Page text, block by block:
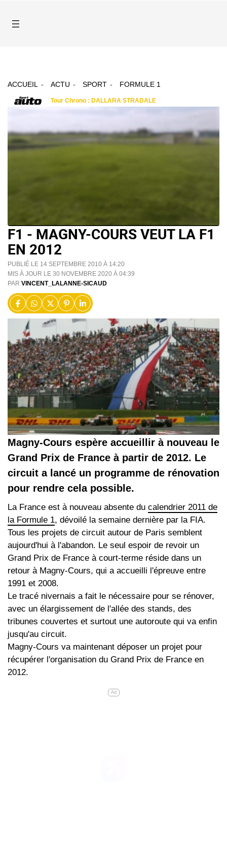
ACCUEIL ACTU SPORT FORMULE 1
F1 - MAGNY-COURS VEUT LA F1
EN 2012
PUBLIÉ LE 14 SEPTEMBRE 2010 À 14:20
MIS À JOUR LE 30 NOVEMBRE 2020 À 04:39
PAR VINCENT_LALANNE-SICAUD
Magny-Cours espère accueillir à nouveau le
Grand Prix de France à partir de 2012. Le
circuit a lancé un programme de rénovation
pour rendre cela possible.
La France est à nouveau absente du calendrier 2011 de
la Formule 1, dévoilé la semaine dernière par la FIA.
Tous les projets de circuit autour de Paris semblent
aujourd'hui à l'abandon. Le seul espoir de revoir un
Grand Prix de France à court-terme réside dans un
retour à Magny-Cours, qui a accueilli l'épreuve entre
1991 et 2008.
Le tracé nivernais a fait le nécessaire pour se rénover,
avec un élargissement de l'allée des stands, des
tribunes couvertes et surtout une autoroute qui va enfin
jusqu'au circuit.
Magny-Cours va maintenant déposer un projet pour
récupérer l'organisation du Grand Prix de France en
2012.
Ad